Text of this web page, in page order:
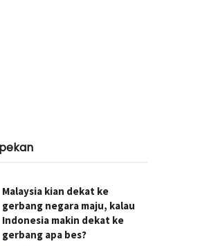
Malaysia kian dekat ke
gerbang negara maju, kalau
Indonesia makin dekat ke
gerbang apa bes?